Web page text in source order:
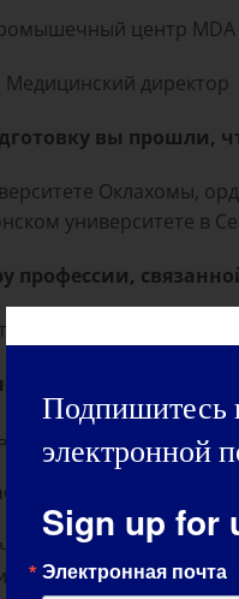
центр MDA
Медицинский директор
вы
Оклахомы,
университете в
профессии,
лагерях MDA
клиники или
нейромышечной
пациентам? Чем вы
им выбор
Современные
Подпишитесь
электронной
Sign up for
Электронная почта